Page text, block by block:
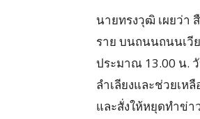
นายทรงวุฒิ เผยว่า
ราย บนถนนถนนเวีย
ประมาณ 13.00 น.
ลำเลียงและช่วยเห
และสั่งให้หยุดทำข่า